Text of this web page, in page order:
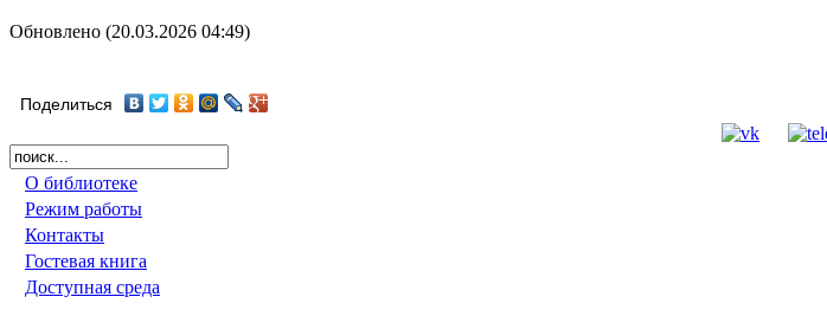
Обновлено (20.03.2026 04:49)
Поделиться
О библиотеке
Режим работы
Контакты
Гостевая книга
Доступная среда